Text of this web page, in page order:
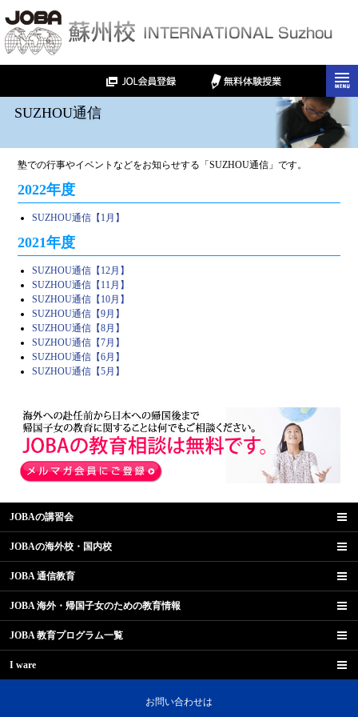
SUZHOU通信
塾での行事やイベントなどをお知らせする「SUZHOU通信」です。
2022年度
SUZHOU通信【1月】
2021年度
SUZHOU通信【12月】
SUZHOU通信【11月】
SUZHOU通信【10月】
SUZHOU通信【9月】
SUZHOU通信【8月】
SUZHOU通信【7月】
SUZHOU通信【6月】
SUZHOU通信【5月】
JOBAの講習会
JOBAの海外校・国内校
JOBA 通信教育
JOBA 海外・帰国子女のための教育情報
JOBA 教育プログラム一覧
I ware
お問い合わせは